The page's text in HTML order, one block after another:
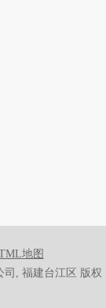
地图
司, 福建台江区 版权